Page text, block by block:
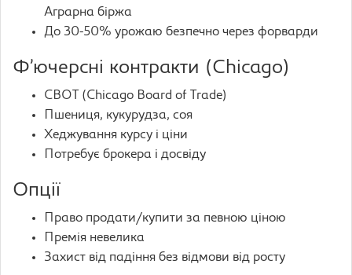
Аграрна біржа
До 30-50% урожаю безпечно через форварди
Ф’ючерсні контракти (Chicago)
CBOT (Chicago Board of Trade)
Пшениця, кукурудза, соя
Хеджування курсу і ціни
Потребує брокера і досвіду
Опції
Право продати/купити за певною ціною
Премія невелика
Захист від падіння без відмови від росту